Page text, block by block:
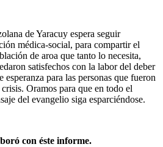
de Yaracuy espera seguir
médica-social, para compartir el
de aroa que tanto lo necesita,
satisfechos con la labor del deber
para las personas que fueron
Oramos para que en todo el
del evangelio siga esparciéndose.
con éste informe.